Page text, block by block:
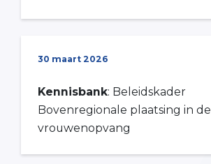
30 maart 2026
Kennisbank: Beleidskader
Bovenregionale plaatsing in de
vrouwenopvang